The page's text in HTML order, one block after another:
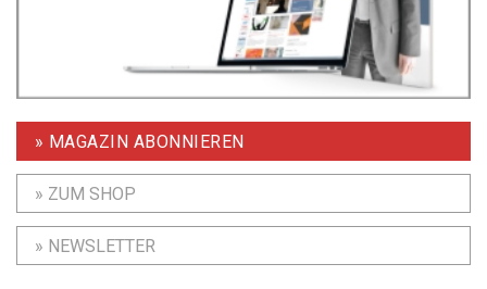
» MAGAZIN ABONNIEREN
» ZUM SHOP
» NEWSLETTER